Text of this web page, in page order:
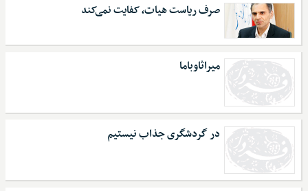
صرف ریاست هیات، کفایت نمی‌کند
میراثاوباما
در گردشگری جذاب نیستیم